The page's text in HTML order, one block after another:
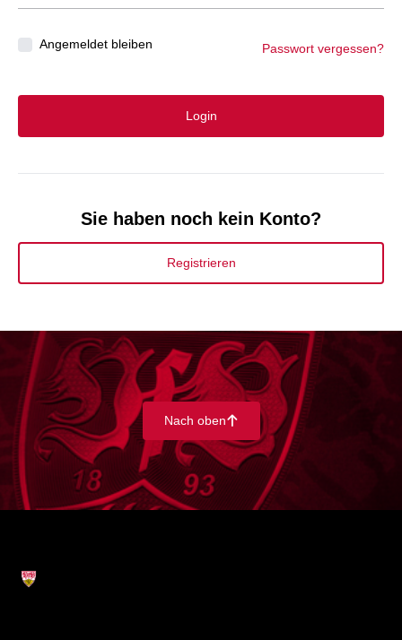
Angemeldet bleiben Passwort vergessen?
Login
Sie haben noch kein Konto?
Registrieren
Nach oben􀄨